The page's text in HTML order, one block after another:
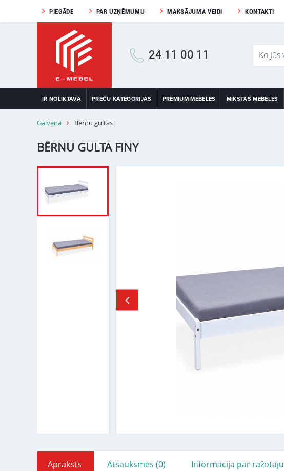
PIEGĀDE PAR UZŅĒMUMU MAKSĀJUMA VEIDI KONTAKTI
24 11 00 11
IR NOLIKTAVĀ PREČU KATEGORIJAS PREMIUM MĒBELES MĪKSTĀS MĒBELES
Galvenā Bērnu gultas
BĒRNU GULTA FINY
Apraksts Atsauksmes (0) Informācija par ražotāju